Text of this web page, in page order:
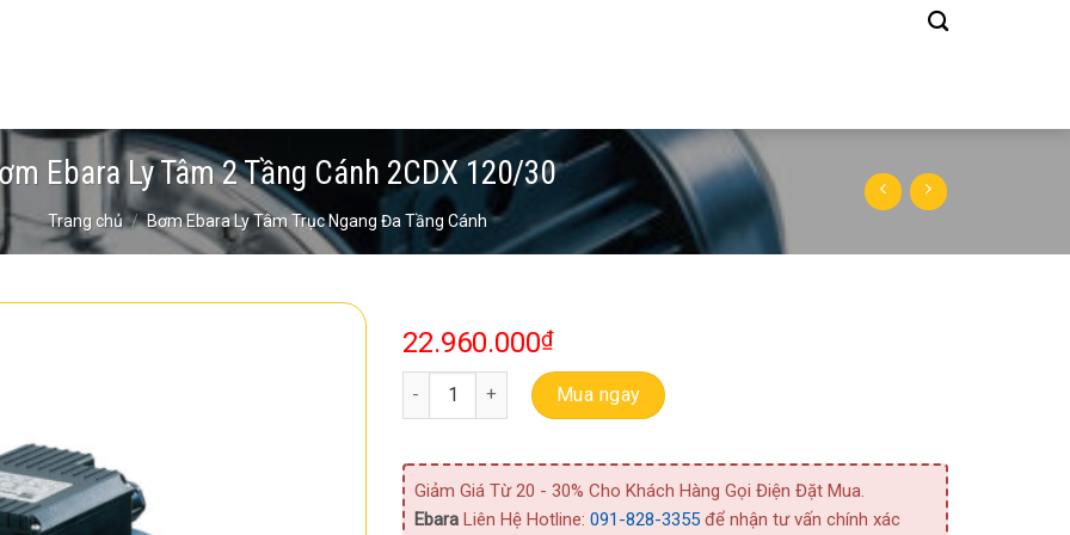
Ebara Ly Tâm 2 Tầng Cánh 2CDX 120/30
Trang chủ / Bơm Ebara Ly Tâm Trục Ngang Đa Tầng Cánh
22.960.000₫
Bơm Ebara Ly Tâm 2 Tầng Cánh 2CDX 120/30 số lượng
Mua ngay
Giảm Giá Từ 20 - 30% Cho Khách Hàng Gọi Điện Đặt Mua.
EbaraLiên Hệ Hotline: 091-828-3355để nhận tư vấn chính xác